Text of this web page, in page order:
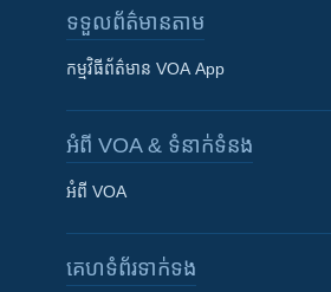
ទទួល​ព័ត៌មាន​តាម
កម្មវិធី​ព័ត៌មាន VOA App
អំពី​ VOA & ទំនាក់ទំនង
អំពី​ VOA
គេហទំព័រ​​ទាក់ទង